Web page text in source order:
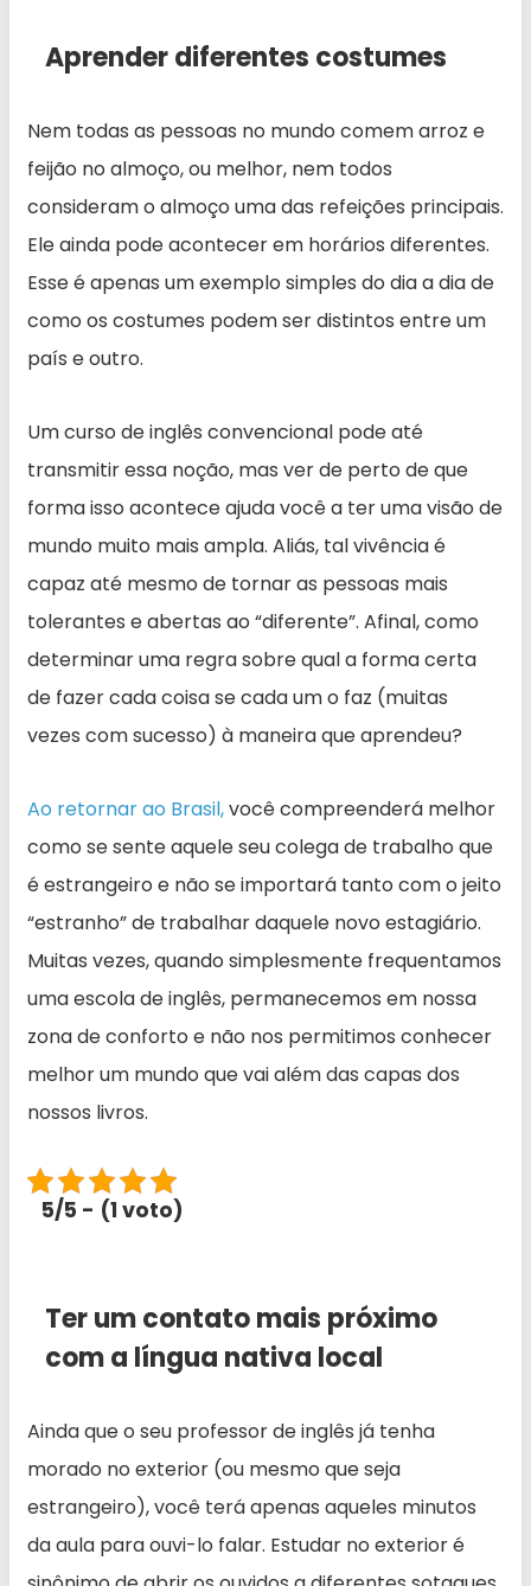
Aprender diferentes costumes
Nem todas as pessoas no mundo comem arroz e
feijão no almoço, ou melhor, nem todos
consideram o almoço uma das refeições principais.
Ele ainda pode acontecer em horários diferentes.
Esse é apenas um exemplo simples do dia a dia de
como os costumes podem ser distintos entre um
país e outro.
Um curso de inglês convencional pode até
transmitir essa noção, mas ver de perto de que
forma isso acontece ajuda você a ter uma visão de
mundo muito mais ampla. Aliás, tal vivência é
capaz até mesmo de tornar as pessoas mais
tolerantes e abertas ao “diferente”. Afinal, como
determinar uma regra sobre qual a forma certa
de fazer cada coisa se cada um o faz (muitas
vezes com sucesso) à maneira que aprendeu?
Ao retornar ao Brasil,você compreenderá melhor
como se sente aquele seu colega de trabalho que
é estrangeiro e não se importará tanto com o jeito
“estranho” de trabalhar daquele novo estagiário.
Muitas vezes, quando simplesmente frequentamos
uma escola de inglês, permanecemos em nossa
zona de conforto e não nos permitimos conhecer
melhor um mundo que vai além das capas dos
nossos livros.
5/5 - (1 voto)
Ter um contato mais próximo
com a língua nativa local
Ainda que o seu professor de inglês já tenha
morado no exterior (ou mesmo que seja
estrangeiro), você terá apenas aqueles minutos
da aula para ouvi-lo falar. Estudar no exterior é